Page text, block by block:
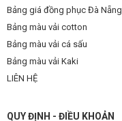
Bảng giá đồng phục Đà Nẵng
Bảng màu vải cotton
Bảng màu vải cá sấu
Bảng màu vải Kaki
LIÊN HỆ
QUY ĐỊNH - ĐIỀU KHOẢN